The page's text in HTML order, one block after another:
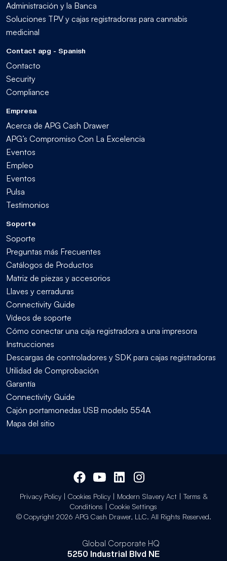
Administración y la Banca
Soluciones TPV y cajas registradoras para cannabis
medicinal
Contact apg - Spanish
Contacto
Security
Compliance
Empresa
Acerca de APG Cash Drawer
APG’s Compromiso Con La Excelencia
Eventos
Empleo
Eventos
Pulsa
Testimonios
Soporte
Soporte
Preguntas más Frecuentes
Catálogos de Productos
Matriz de piezas y accesorios
Llaves y cerraduras
Connectivity Guide
Vídeos de soporte
Cómo conectar una caja registradora a una impresora
Instrucciones
Descargas de controladores y SDK para cajas registradoras
Utilidad de Comprobación
Garantía
Connectivity Guide
Cajón portamonedas USB modelo 554A
Mapa del sitio
Privacy Policy| Cookies Policy| Modern Slavery Act| Terms &
Conditions | Cookie Settings
© Copyright 2026 APG Cash Drawer, LLC. All Rights Reserved.
Global Corporate HQ
5250 Industrial Blvd NE